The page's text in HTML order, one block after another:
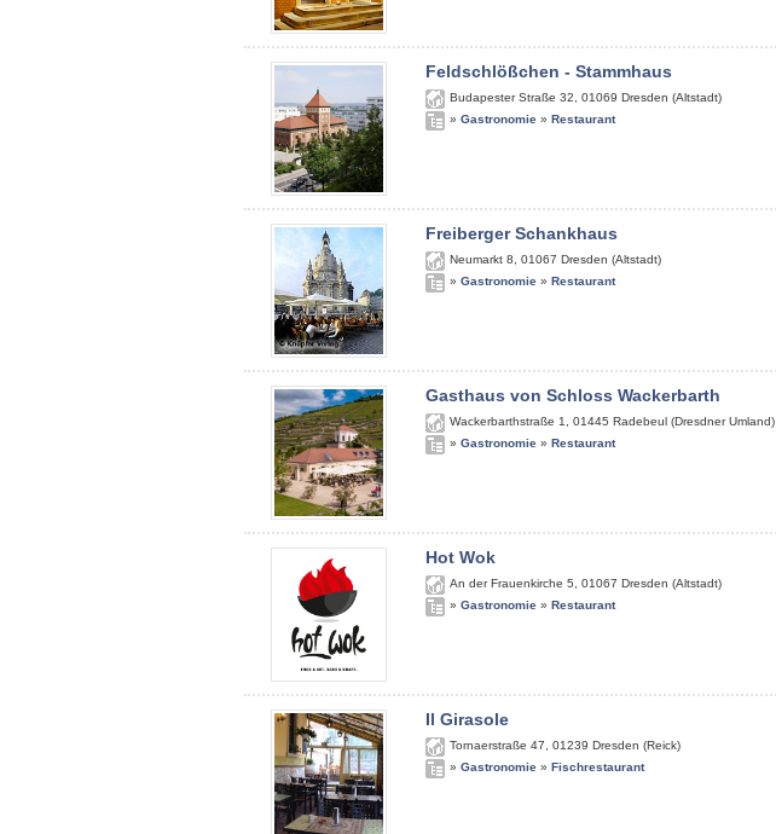
Feldschlößchen - Stammhaus
Budapester Straße 32 01069 Dresden (Altstadt)
» Gastronomie » Restaurant
Freiberger Schankhaus
Neumarkt 8 01067 Dresden (Altstadt)
» Gastronomie » Restaurant
Gasthaus von Schloss Wackerbarth
Wackerbarthstraße 1 01445 Radebeul (Dresdner Umland)
» Gastronomie » Restaurant
Hot Wok
An der Frauenkirche 5 01067 Dresden (Altstadt)
» Gastronomie » Restaurant
Il Girasole
Tornaerstraße 47 01239 Dresden (Reick)
» Gastronomie » Fischrestaurant